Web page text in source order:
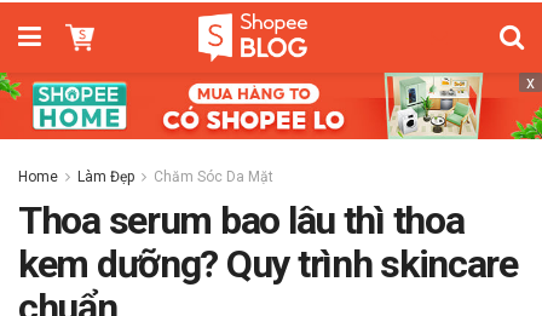
x
Home Làm Đẹp Chăm Sóc Da Mặt
Thoa serum bao lâu thì thoa
kem dưỡng? Quy trình skincare